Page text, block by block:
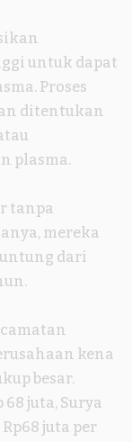
untuk dapat
Proses
ditentukan
plasma.
tanpa
mereka
dari
kena
besar.
68 juta, Surya
juta per